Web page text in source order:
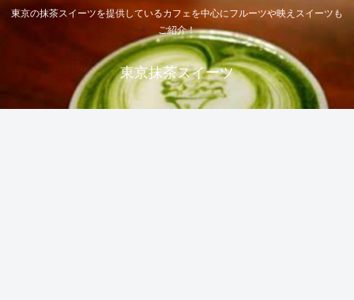
東京の抹茶スイーツを提供しているカフェを中心にフルーツや映えスイーツも
ご紹介！
東京抹茶スイーツ